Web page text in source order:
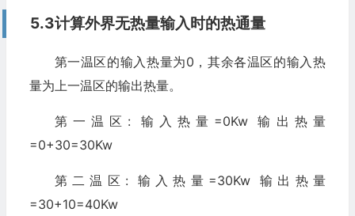
5.3计算外界无热量输入时的热通量
第一温区的输入热量为0，其余各温区的输入热
量为上一温区的输出热量。
第一温区: 输入热量=0Kw 输出热量
=0+30=30Kw
第二温区: 输入热量=30Kw 输出热量
=30+10=40Kw